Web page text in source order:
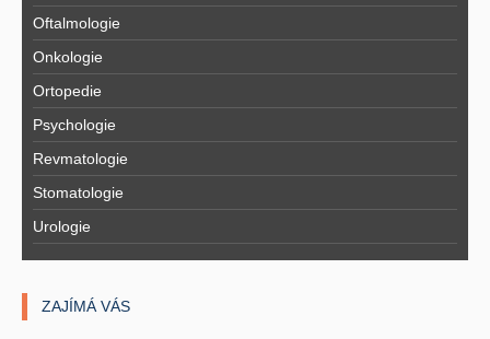
Oftalmologie
Onkologie
Ortopedie
Psychologie
Revmatologie
Stomatologie
Urologie
ZAJÍMÁ VÁS